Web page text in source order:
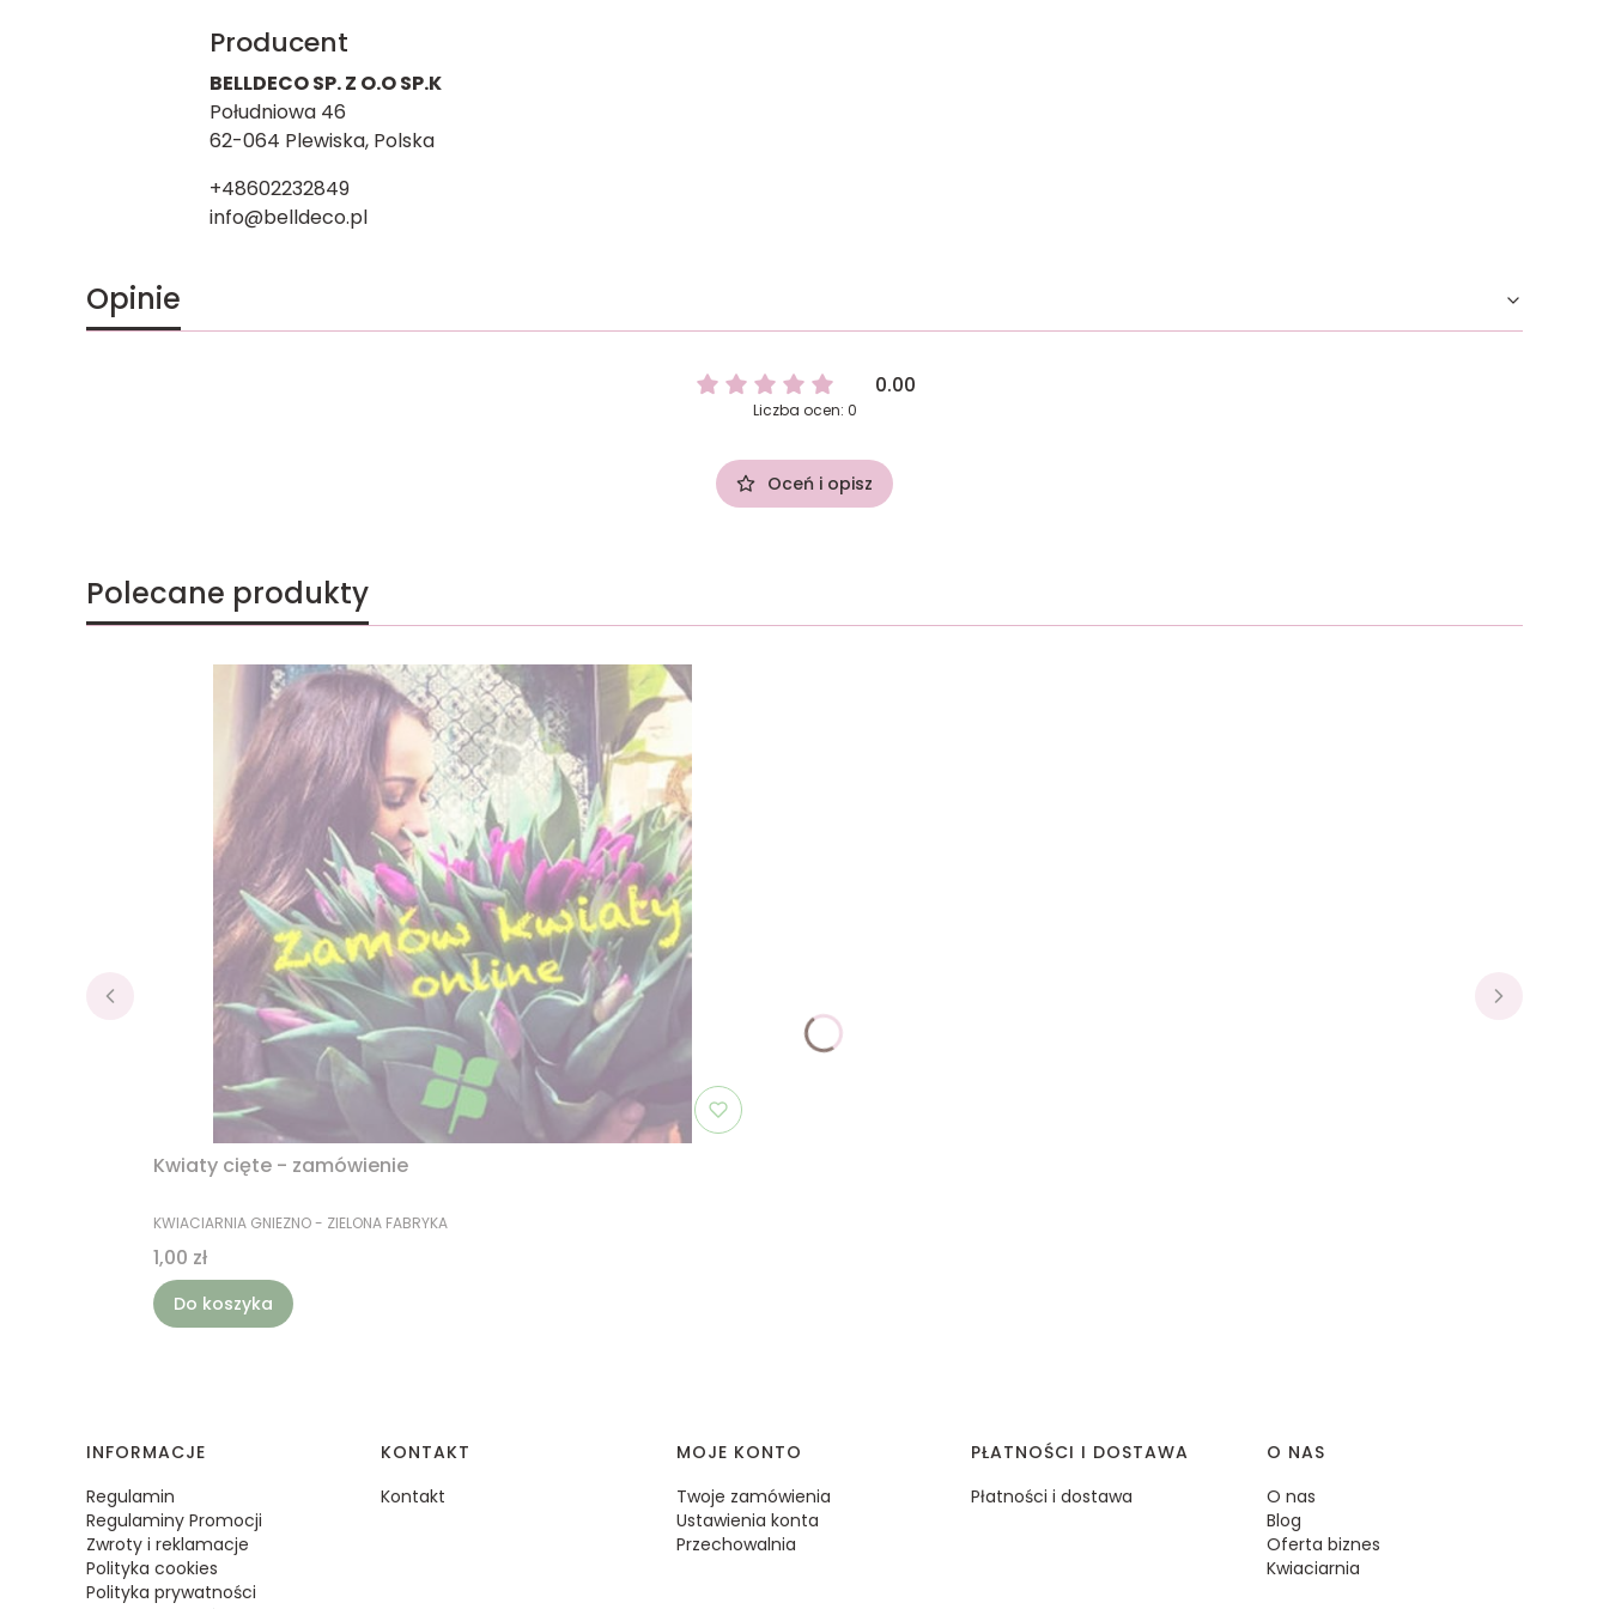
Producent
BELLDECO SP. Z O.O SP.K
Południowa 46
62-064 Plewiska, Polska
+48602232849
info@belldeco.pl
Opinie
0.00
Liczba ocen: 0
Oceń i opisz
Polecane produkty
Kwiaty cięte - zamówienie
PRODUCENT
KWIACIARNIA GNIEZNO - ZIELONA FABRYKA
Cena
1,00 zł
Do koszyka
Linki w stopce
INFORMACJE
Regulamin
Regulaminy Promocji
Zwroty i reklamacje
Polityka cookies
Polityka prywatności
KONTAKT
Kontakt
MOJE KONTO
Twoje zamówienia
Ustawienia konta
Przechowalnia
PŁATNOŚCI I DOSTAWA
Płatności i dostawa
O NAS
O nas
Blog
Oferta biznes
Kwiaciarnia